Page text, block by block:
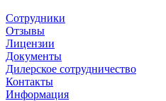
Сотрудники
Отзывы
Лицензии
Документы
Дилерское сотрудничество
Контакты
Информация